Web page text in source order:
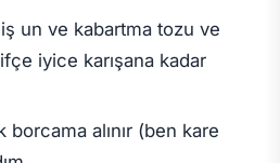
un ve kabartma tozu ve
iyice karışana kadar
borcama alınır (ben kare